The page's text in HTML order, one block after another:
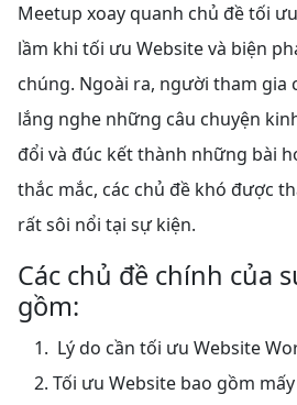
Meetup xoay quanh chủ đề tối
lầm khi tối ưu Website và biện
chúng. Ngoài ra, người tham gia
lắng nghe những câu chuyện
đổi và đúc kết thành những bài
thắc mắc, các chủ đề khó được
rất sôi nổi tại sự kiện.
Các chủ đề chính của
gồm:
Lý do cần tối ưu Website
Tối ưu Website bao gồm